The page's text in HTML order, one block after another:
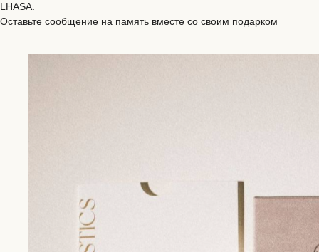
LHASA.
Оставьте сообщение на память вместе со своим подарком